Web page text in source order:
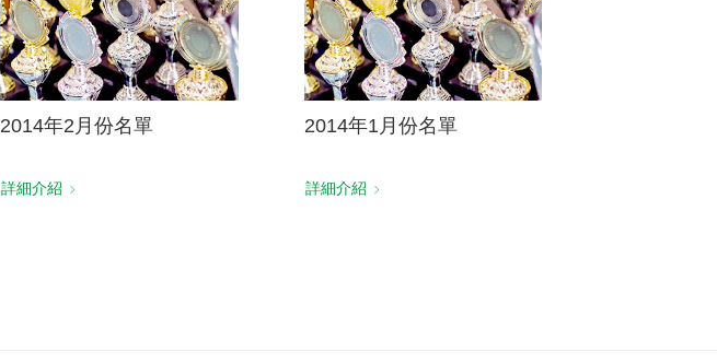
2014年2月份名單
詳細介紹
2014年1月份名單
詳細介紹